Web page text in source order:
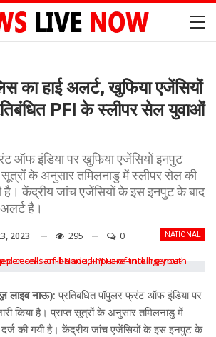
का हाई अलर्ट, खुफिया एजेंसियों
PFI के स्लीपर सेल युवाओं
ऑफ इंडिया पर खुफिया एजेंसियों इनपुट
सूत्रों के अनुसार तमिलनाडु में स्लीपर सेल की
है। केंद्रीय जांच एजेंसियों के इस इनपुट के बाद
है।
NATIONAL
2023 295 0
लाइव नाऊ): प्रतिबंधित पॉपुलर फ्रंट ऑफ इंडिया पर
किया है। प्राप्त सूत्रों के अनुसार तमिलनाडु में
दर्ज की गयी है। केंद्रीय जांच एजेंसियों के इस इनपुट के